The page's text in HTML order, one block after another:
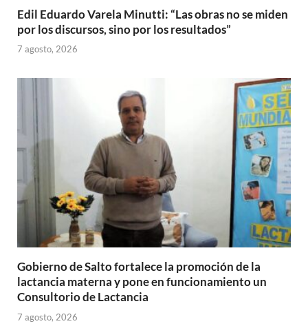
Edil Eduardo Varela Minutti: “Las obras no se miden
por los discursos, sino por los resultados”
7 agosto, 2026
Gobierno de Salto fortalece la promoción de la
lactancia materna y pone en funcionamiento un
Consultorio de Lactancia
7 agosto, 2026